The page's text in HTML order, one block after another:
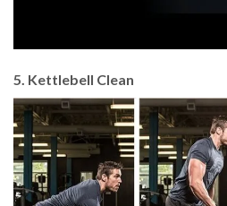
5. Kettlebell Clean